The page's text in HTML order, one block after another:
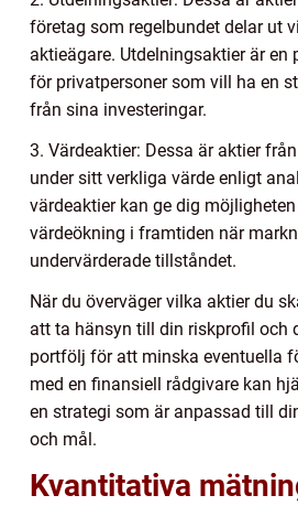
företag som regelbundet delar ut
aktieägare. Utdelningsaktier är
för privatpersoner som vill ha en
från sina investeringar.
3. Värdeaktier: Dessa är aktier
under sitt verkliga värde enligt
värdeaktier kan ge dig
värdeökning i framtiden när
undervärderade tillståndet.
När du överväger vilka aktier du
att ta hänsyn till din riskprofil och
portfölj för att minska eventuella
med en finansiell rådgivare kan
en strategi som är anpassad till
och mål.
Kvantitativa